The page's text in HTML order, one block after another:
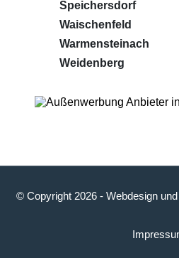
Speichersdorf
Waischenfeld
Warmensteinach
Weidenberg
© Copyright 2026 - Webdesignund